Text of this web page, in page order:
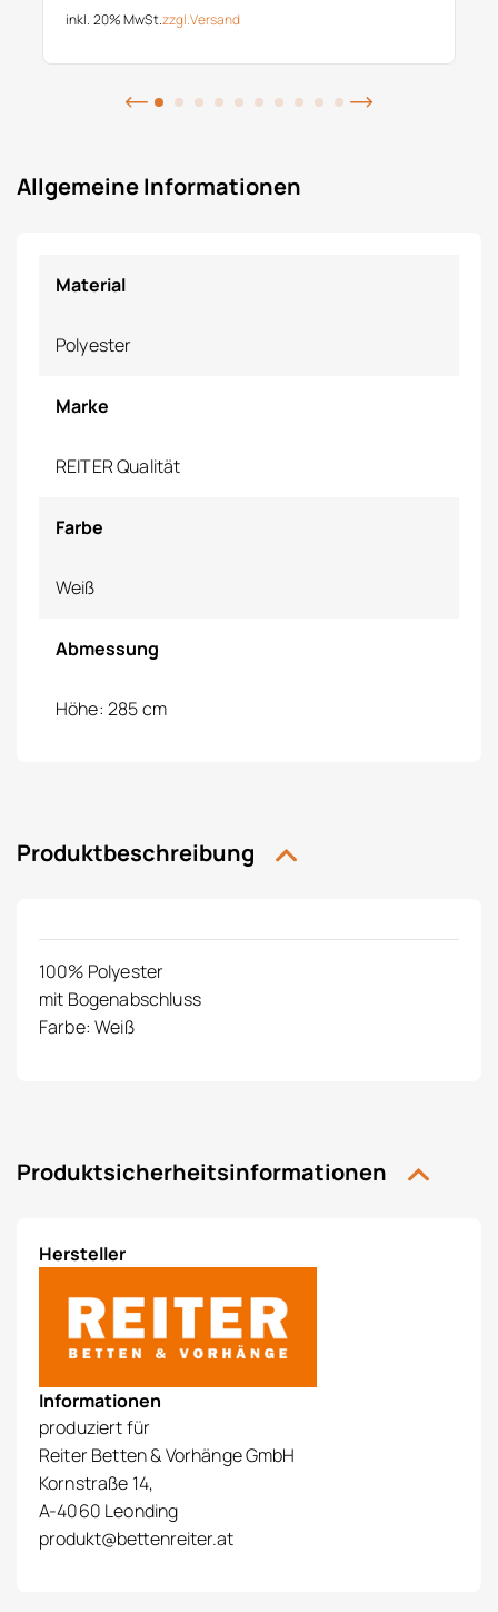
inkl. 20% MwSt.zzgl.Versand
Allgemeine Informationen
Material
Polyester
Marke
REITER Qualität
Farbe
Weiß
Abmessung
Höhe: 285 cm
Produktbeschreibung
100% Polyester
mit Bogenabschluss
Farbe: Weiß
Produktsicherheitsinformationen
Hersteller
Informationen
produziert für
Reiter Betten & Vorhänge GmbH
Kornstraße 14,
A-4060 Leonding
produkt@bettenreiter.at